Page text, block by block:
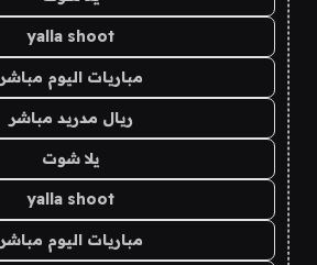
yalla shoot
مباريات اليوم مباشر
ريال مدريد مباشر
يلا شوت
yalla shoot
مباريات اليوم مباشر